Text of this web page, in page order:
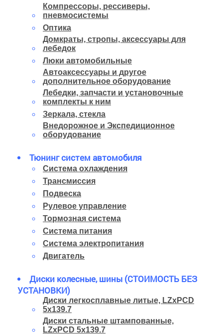
Компрессоры, рессиверы,
пневмосистемы
Оптика
Домкраты, стропы, аксессуары для
лебедок
Люки автомобильные
Автоаксессуары и другое
дополнительное оборудование
Лебедки, запчасти и установочные
комплекты к ним
Зеркала, стекла
Внедорожное и Экспедиционное
оборудование
Тюнинг систем автомобиля
Система охлаждения
Трансмиссия
Подвеска
Рулевое управление
Тормозная система
Система питания
Система электропитания
Двигатель
Диски колесные, шины (СТОИМОСТЬ БЕЗ
УСТАНОВКИ)
Диски легкосплавные литые, LZxPCD
5x139.7
Диски стальные штампованные,
LZxPCD 5x139.7